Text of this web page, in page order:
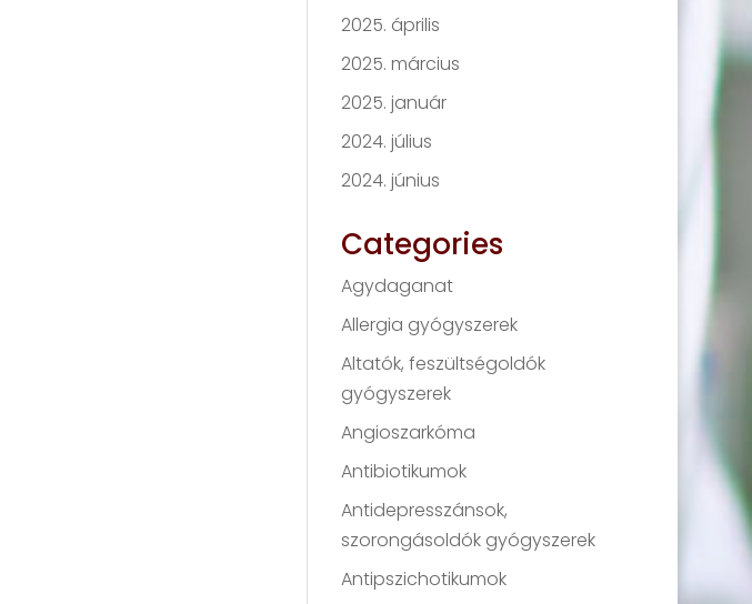
2025. április
2025. március
2025. január
2024. július
2024. június
Categories
Agydaganat
Allergia gyógyszerek
Altatók, feszültségoldók
gyógyszerek
Angioszarkóma
Antibiotikumok
Antidepresszánsok,
szorongásoldók gyógyszerek
Antipszichotikumok